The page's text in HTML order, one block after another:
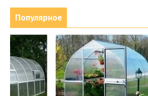
Популярное